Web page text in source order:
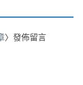
〉發佈留言